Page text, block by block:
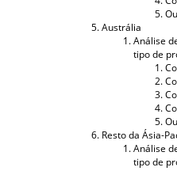
Austrália
Análise
tipo de
Resto da Ásia-
Análise
tipo de